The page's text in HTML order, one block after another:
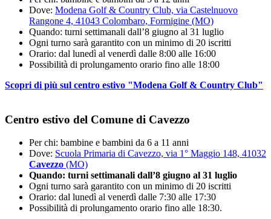
Dove: Modena Golf & Country Club, via Castelnuovo
Rangone 4, 41043 Colombaro, Formigine (MO)
Quando: turni settimanali dall’8 giugno al 31 luglio
Ogni turno sarà garantito con un minimo di 20 iscritti
Orario: dal lunedì al venerdì dalle 8:00 alle 16:00
Possibilità di prolungamento orario fino alle 18:00
Scopri di più sul centro estivo "Modena Golf & Country Club"
Centro estivo del Comune di Cavezzo
Per chi: bambine e bambini da 6 a 11 anni
Dove: Scuola Primaria di Cavezzo, via 1° Maggio 148, 41032
Cavezzo (MO)
Quando: turni settimanali dall’8 giugno al 31 luglio
Ogni turno sarà garantito con un minimo di 20 iscritti
Orario: dal lunedì al venerdì dalle 7:30 alle 17:30
Possibilità di prolungamento orario fino alle 18:30.